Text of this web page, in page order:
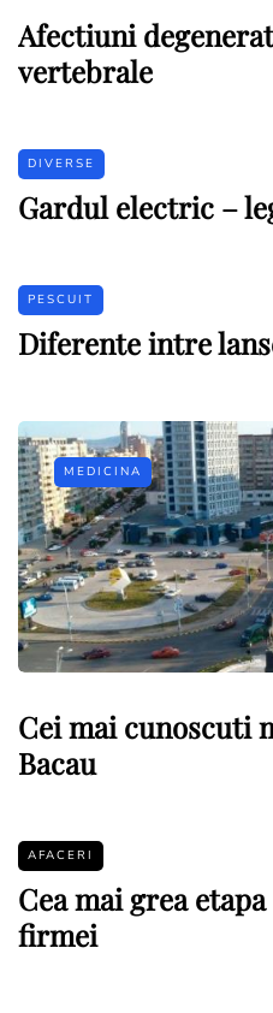
Afectiuni
vertebrale
DIVERSE
Gardul electric –
PESCUIT
Diferente intre
MEDICINA
Cei mai cunoscuti
Bacau
AFACERI
Cea mai grea
firmei